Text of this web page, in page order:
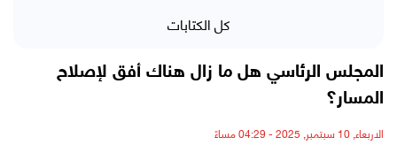
كل الكتابات
المجلس الرئاسي هل ما زال هناك أفق لإصلاح
المسار؟
الاربعاء, 10 سبتمبر, 2025 - 04:29 مساءً